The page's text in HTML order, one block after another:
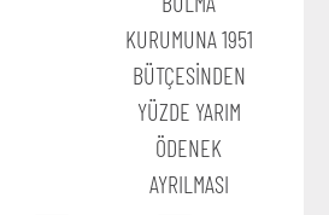
KURUMUNA 1951
BÜTÇESİNDEN
YÜZDE YARIM
ÖDENEK
AYRILMASI